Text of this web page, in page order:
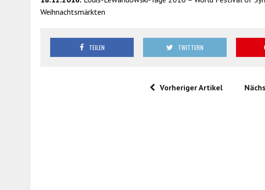
Weihnachtsmärkten
TEILEN TWITTERN
Vorheriger Artikel